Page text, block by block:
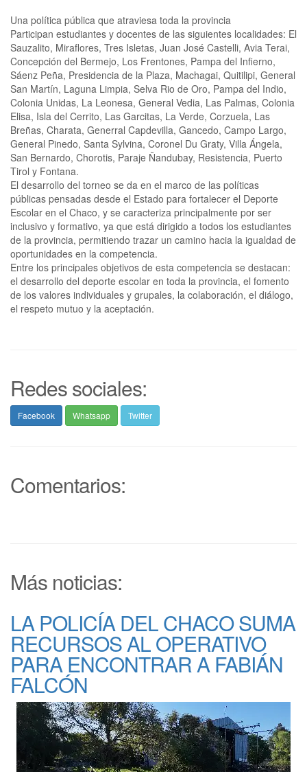
Una política pública que atraviesa toda la provincia
Participan estudiantes y docentes de las siguientes localidades: El
Sauzalito, Miraflores, Tres Isletas, Juan José Castelli, Avia Terai,
Concepción del Bermejo, Los Frentones, Pampa del Infierno,
Sáenz Peña, Presidencia de la Plaza, Machagai, Quitilipi, General
San Martín, Laguna Limpia, Selva Rio de Oro, Pampa del Indio,
Colonia Unidas, La Leonesa, General Vedia, Las Palmas, Colonia
Elisa, Isla del Cerrito, Las Garcitas, La Verde, Corzuela, Las
Breñas, Charata, Generral Capdevilla, Gancedo, Campo Largo,
General Pinedo, Santa Sylvina, Coronel Du Graty, Villa Ángela,
San Bernardo, Chorotis, Paraje Ñandubay, Resistencia, Puerto
Tirol y Fontana.
El desarrollo del torneo se da en el marco de las políticas
públicas pensadas desde el Estado para fortalecer el Deporte
Escolar en el Chaco, y se caracteriza principalmente por ser
inclusivo y formativo, ya que está dirigido a todos los estudiantes
de la provincia, permitiendo trazar un camino hacia la igualdad de
oportunidades en la competencia.
Entre los principales objetivos de esta competencia se destacan:
el desarrollo del deporte escolar en toda la provincia, el fomento
de los valores individuales y grupales, la colaboración, el diálogo,
el respeto mutuo y la aceptación.
Redes sociales:
Facebook Whatsapp Twitter
Comentarios:
Más noticias:
LA POLICÍA DEL CHACO SUMA
RECURSOS AL OPERATIVO
PARA ENCONTRAR A FABIÁN
FALCÓN